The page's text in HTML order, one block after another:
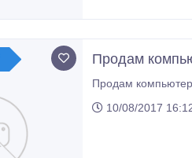
Продам
Продам
10/08/2017